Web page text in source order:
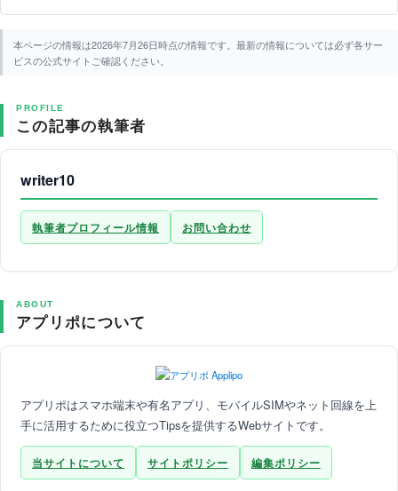
本ページの情報は2026年7月26日時点の情報です。最新の情報については必ず各サー
ビスの公式サイトご確認ください。
PROFILE
この記事の執筆者
writer10
執筆者プロフィール情報 お問い合わせ
ABOUT
アプリポについて
アプリポはスマホ端末や有名アプリ、モバイルSIMやネット回線を上
手に活用するために役立つTipsを提供するWebサイトです。
当サイトについて サイトポリシー 編集ポリシー